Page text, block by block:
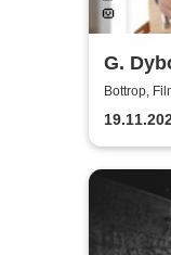
G.
u. M.
Bottrop,